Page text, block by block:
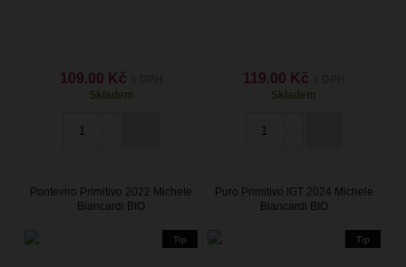
109.00 Kč
Skladem
119.00 Kč
Skladem
Ponteviro Primitivo 2022 Michele
Biancardi BIO
Tip
Puro Primitivo IGT 2024 Michele
Biancardi BIO
Tip